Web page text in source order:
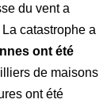
du vent a
La catastrophe a
ont été
de maisons
ont été